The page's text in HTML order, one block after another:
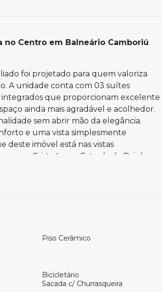
Centro em Balneário Camboriú
foi projetado para quem valoriza
A unidade conta com 03 suítes
integrados que proporcionam excelente
ainda mais agradável e acolhedor.
sem abrir mão da elegância.
e uma vista simplesmente
deste imóvel está nas vistas
o Cristo Luz, a Estrada da Rainha e a
uma experiência visual única.
da cidade. Se você busca um lar
Piso Cerâmico
Bicicletário
Sacada c/ Churrasqueira